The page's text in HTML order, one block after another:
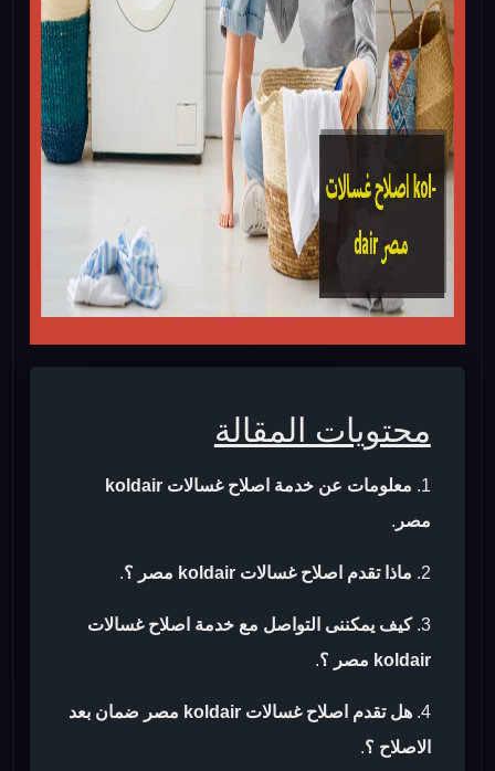
محتويات المقالة
معلومات عن خدمة اصلاح غسالات koldair
مصر .
ماذا تقدم اصلاح غسالات koldair مصر ؟ .
كيف يمكننى التواصل مع خدمة اصلاح غسالات
koldair مصر ؟
.
هل تقدم اصلاح غسالات koldair مصر ضمان بعد
الاصلاح ؟.